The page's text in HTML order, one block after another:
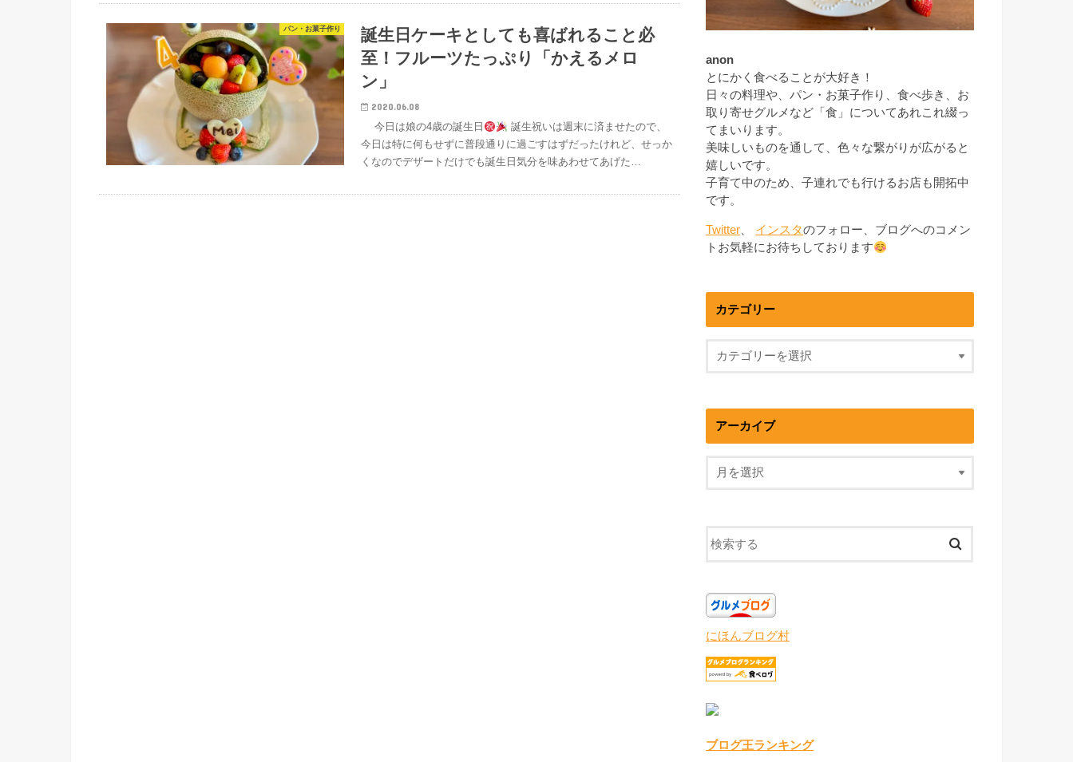
パン・お菓子作り
誕生日ケーキとしても喜ばれること必
至！フルーツたっぷり「かえるメロ
ン」
2020.06.08
今日は娘の4歳の誕生日
誕生祝いは週末に済ませたので、
今日は特に何もせずに普段通りに過ごすはずだったけれど、せっか
くなのでデザートだけでも誕生日気分を味あわせてあげた…
anon
とにかく食べることが大好き！
日々の料理や、パン・お菓子作り、食べ歩き、お
取り寄せグルメなど「食」についてあれこれ綴っ
てまいります。
美味しいものを通して、色々な繋がりが広がると
嬉しいです。
子育て中のため、子連れでも行けるお店も開拓中
です。
Twitter インスタのフォロー、ブログへのコメン
トお気軽にお待ちしております
カテゴリー
アーカイブ
にほんブログ村
ブログ王ランキング